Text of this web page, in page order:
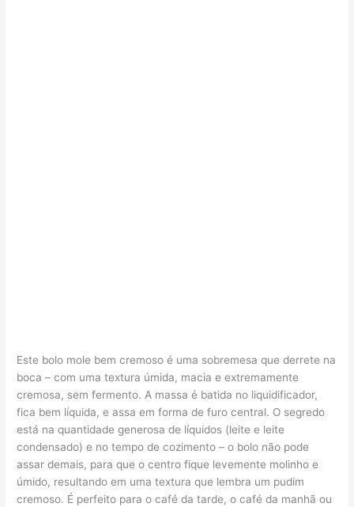
Este bolo mole bem cremoso é uma sobremesa que derrete na
boca – com uma textura úmida, macia e extremamente
cremosa, sem fermento. A massa é batida no liquidificador,
fica bem líquida, e assa em forma de furo central. O segredo
está na quantidade generosa de líquidos (leite e leite
condensado) e no tempo de cozimento – o bolo não pode
assar demais, para que o centro fique levemente molinho e
úmido, resultando em uma textura que lembra um pudim
cremoso. É perfeito para o café da tarde, o café da manhã ou